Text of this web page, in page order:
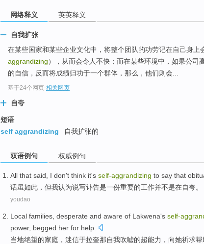
网络释义 英英释义
自我扩张
在某些国家和某些企业文化中，将整个团队的功劳记在自己身上
aggrandizing），从而会令人不快；而在某些环境中，如果公司
的自信，反而将成绩归功于一个群体，那么，他们则会...
基于24个网页-相关网页
自夸
短语
self aggrandizing
自我扩张的
双语例句 权威例句
All that said I don't think it's self-aggrandizing to say that
话虽如此 ，但我认为说写讣告是一份重要的工作并不是在自夸。
youdao
Local families desperate and aware of Lakwena's self-
power, begged her for help
当地绝望的家庭 ， 迷信于拉奎那自我吹嘘的超能力 ，向她祈求帮